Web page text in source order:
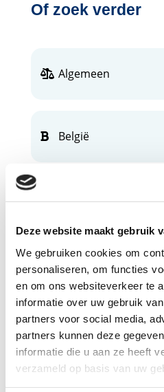
Deze website maakt gebruik
We gebruiken cookies om
personaliseren, om functies
en om ons websiteverkeer te
informatie over uw gebruik
partners voor social media,
partners kunnen deze
informatie die u aan ze heeft
verzameld op basis van uw
Of zoek verder
Algemeen
België
Slachtoffer
Soorten straffen
Rechtszitting